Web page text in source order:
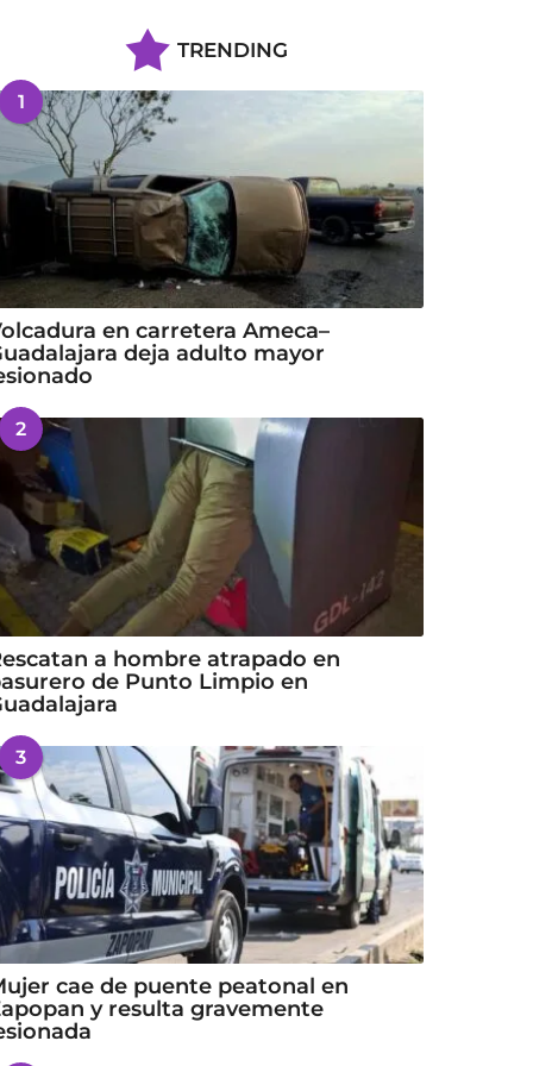
TRENDING
1
en carretera Ameca–
deja adulto mayor
2
a hombre atrapado en
de Punto Limpio en
3
cae de puente peatonal en
y resulta gravemente